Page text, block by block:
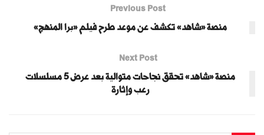
Previous Post
منصة «شاهد» تكشف عن موعد طرح فيلم «برا المنهج»
Next Post
منصة «شاهد» تحقق نجاحات متوالية بعد عرض 5 مسلسلات
رعب وإثارة